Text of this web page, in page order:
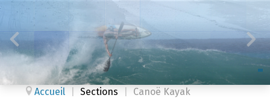
Accueil Sections Canoë Kayak